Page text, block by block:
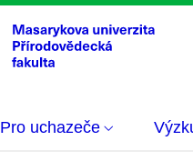
Pro uchazeče